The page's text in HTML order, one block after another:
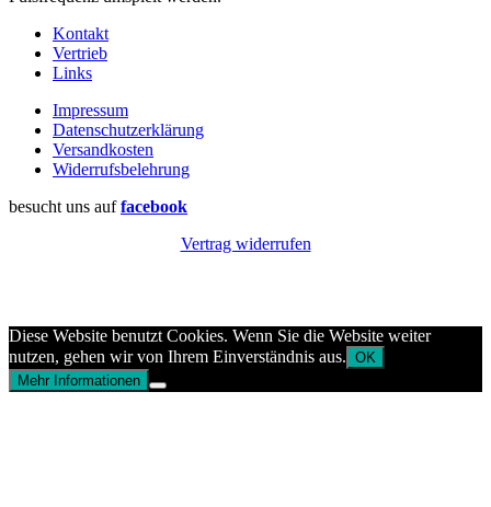
Kontakt
Vertrieb
Links
Impressum
Datenschutzerklärung
Versandkosten
Widerrufsbelehrung
besucht uns auffacebook
Vertrag widerrufen
Diese Website benutzt Cookies. Wenn Sie die Website weiter
nutzen, gehen wir von Ihrem Einverständnis aus. OK
Mehr Informationen